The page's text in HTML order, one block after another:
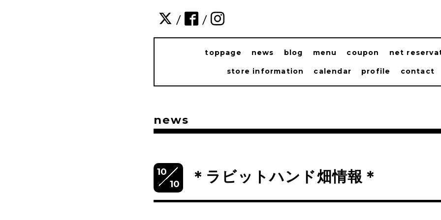
/ /
toppage news blog menu coupon net
store information calendar profile contact
news
10
10
＊ラビットハンド畑情報＊